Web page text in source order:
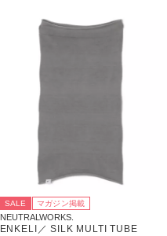
SALE マガジン掲載
NEUTRALWORKS.
ENKELI／ SILK MULTI TUBE